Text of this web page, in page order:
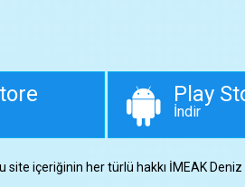
Play
İndir
içeriğinin her türlü hakkı İMEAK